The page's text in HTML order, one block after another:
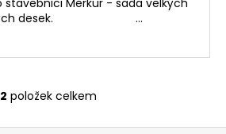
stavebnici Merkur - sada velkých
desek. ...
O
v
2 položek celkem